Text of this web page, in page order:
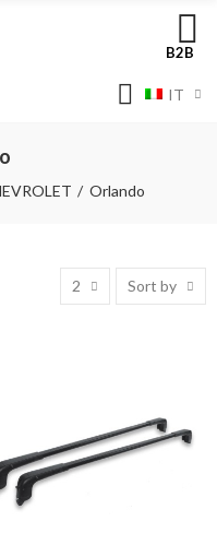
B2B
IT
Orlando
2 Sort by